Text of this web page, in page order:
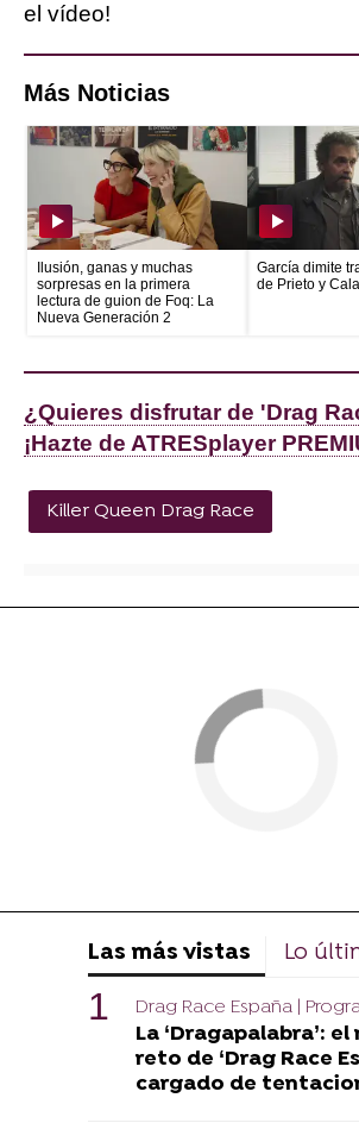
el vídeo!
Más Noticias
Ilusión, ganas y muchas
sorpresas en la primera
lectura de guion de Foq: La
Nueva Generación 2
García dimite
de Prieto y
¿Quieres disfrutar de 'Drag
¡Hazte de ATRESplayer
Killer Queen Drag Race
Las más vistas Lo
Drag Race España |
La ‘Dragapalabra’: el
reto de ‘Drag Race
cargado de